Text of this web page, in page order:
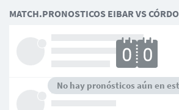
MATCH.PRONOSTICOS EIBAR VS
No hay pronósticos aún en